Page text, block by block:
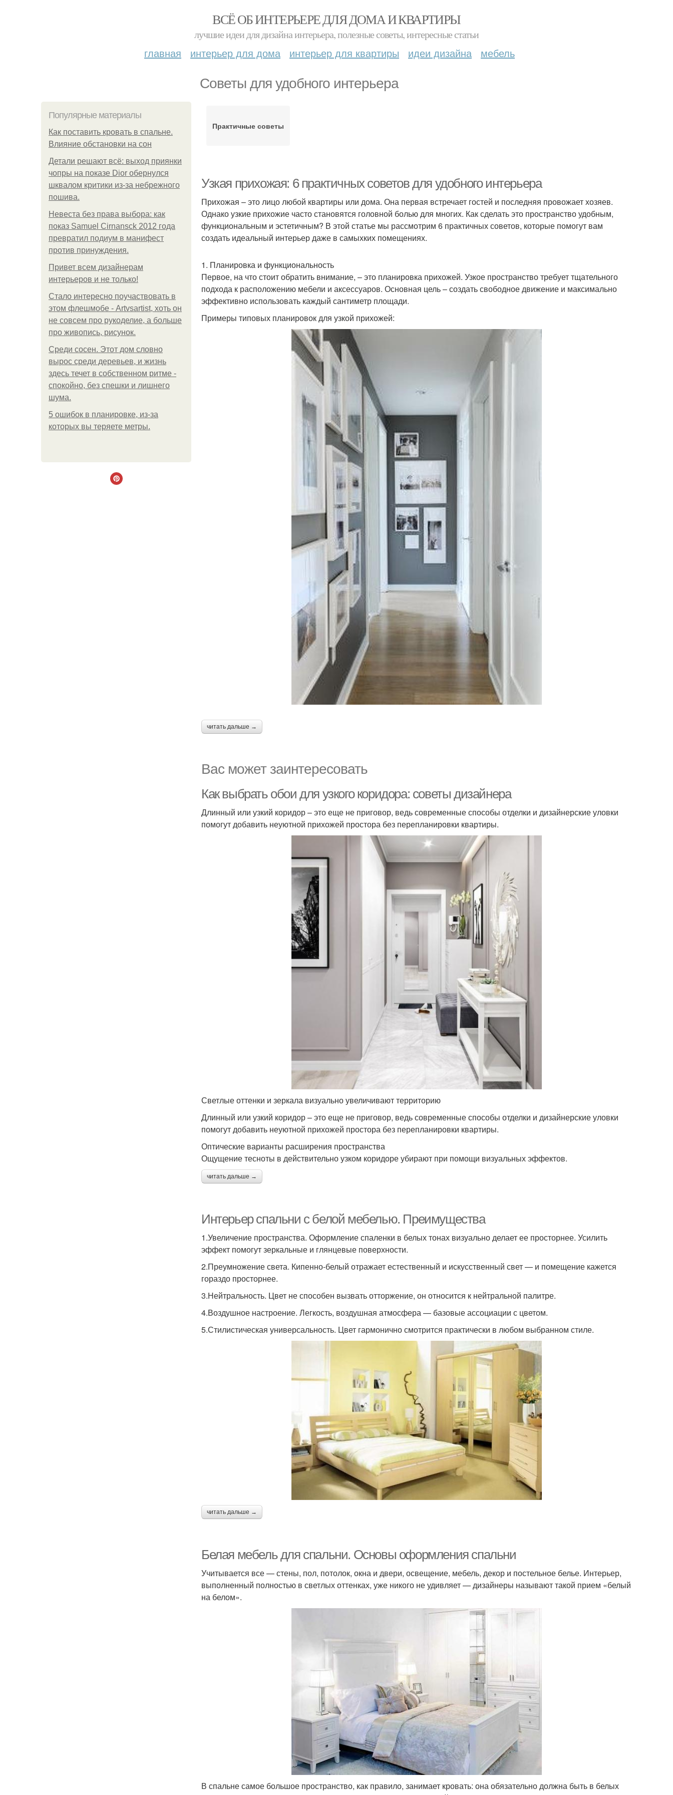
ВСЁ ОБ ИНТЕРЬЕРЕ ДЛЯ ДОМА И КВАРТИРЫ
лучшие идеи для дизайна интерьера, полезные советы, интересные статьи
главная интерьер для дома интерьер для квартиры идеи дизайна мебель
Советы для удобного интерьера
Популярные материалы
Как поставить кровать в спальне.
Влияние обстановки на сон
Детали решают всё: выход приянки
чопры на показе Dior обернулся
шквалом критики из-за небрежного
пошива.
Невеста без права выбора: как
показ Samuel Cirnansck 2012 года
превратил подиум в манифест
против принуждения.
Привет всем дизайнерам
интерьеров и не только!
Стало интересно поучаствовать в
этом флешмобе - Artvsartist, хоть он
не совсем про рукоделие, а больше
про живопись, рисунок.
Среди сосен. Этот дом словно
вырос среди деревьев, и жизнь
здесь течет в собственном ритме -
спокойно, без спешки и лишнего
шума.
5 ошибок в планировке, из-за
которых вы теряете метры.
Практичные советы
Узкая прихожая: 6 практичных советов для удобного интерьера
Прихожая – это лицо любой квартиры или дома. Она первая встречает гостей и последняя провожает хозяев.
Однако узкие прихожие часто становятся головной болью для многих. Как сделать это пространство удобным,
функциональным и эстетичным? В этой статье мы рассмотрим 6 практичных советов, которые помогут вам
создать идеальный интерьер даже в самыхких помещениях.
1. Планировка и функциональность
Первое, на что стоит обратить внимание, – это планировка прихожей. Узкое пространство требует тщательного
подхода к расположению мебели и аксессуаров. Основная цель – создать свободное движение и максимально
эффективно использовать каждый сантиметр площади.
Примеры типовых планировок для узкой прихожей:
читать дальше →
Вас может заинтересовать
Как выбрать обои для узкого коридора: советы дизайнера
Длинный или узкий коридор – это еще не приговор, ведь современные способы отделки и дизайнерские уловки
помогут добавить неуютной прихожей простора без перепланировки квартиры.
Светлые оттенки и зеркала визуально увеличивают территорию
Длинный или узкий коридор – это еще не приговор, ведь современные способы отделки и дизайнерские уловки
помогут добавить неуютной прихожей простора без перепланировки квартиры.
Оптические варианты расширения пространства
Ощущение тесноты в действительно узком коридоре убирают при помощи визуальных эффектов.
читать дальше →
Интерьер спальни с белой мебелью. Преимущества
1.Увеличение пространства. Оформление спаленки в белых тонах визуально делает ее просторнее. Усилить
эффект помогут зеркальные и глянцевые поверхности.
2.Преумножение света. Кипенно-белый отражает естественный и искусственный свет — и помещение кажется
гораздо просторнее.
3.Нейтральность. Цвет не способен вызвать отторжение, он относится к нейтральной палитре.
4.Воздушное настроение. Легкость, воздушная атмосфера — базовые ассоциации с цветом.
5.Стилистическая универсальность. Цвет гармонично смотрится практически в любом выбранном стиле.
читать дальше →
Белая мебель для спальни. Основы оформления спальни
Учитывается все — стены, пол, потолок, окна и двери, освещение, мебель, декор и постельное белье. Интерьер,
выполненный полностью в светлых оттенках, уже никого не удивляет — дизайнеры называют такой прием «белый
на белом».
В спальне самое большое пространство, как правило, занимает кровать: она обязательно должна быть в белых